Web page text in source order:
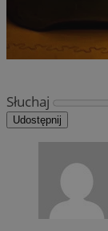
Słuchaj
Udostępnij